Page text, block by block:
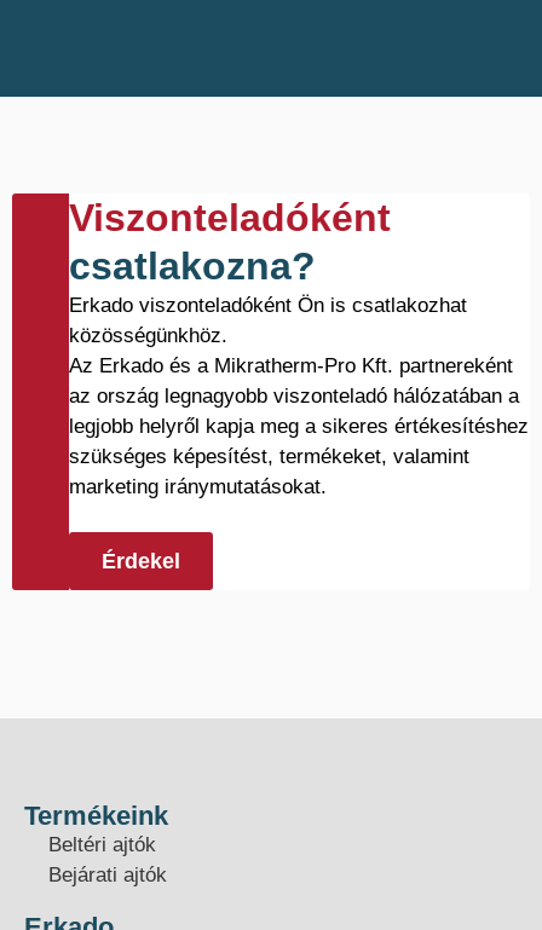
Viszonteladóként
csatlakozna?
Erkado viszonteladóként Ön is csatlakozhat
közösségünkhöz.
Az Erkado és a Mikratherm-Pro Kft. partnereként
az ország legnagyobb viszonteladó hálózatában a
legjobb helyről kapja meg a sikeres értékesítéshez
szükséges képesítést, termékeket, valamint
marketing iránymutatásokat.
Érdekel
Termékeink
Beltéri ajtók
Bejárati ajtók